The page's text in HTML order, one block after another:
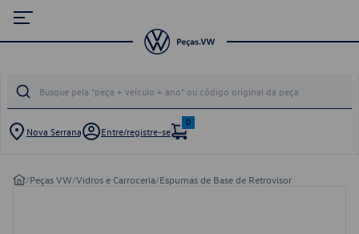
Nova Serrana Entre/registre-se
0
/Peças VW/Vidros e Carroceria/Espumas de Base de Retrovisor